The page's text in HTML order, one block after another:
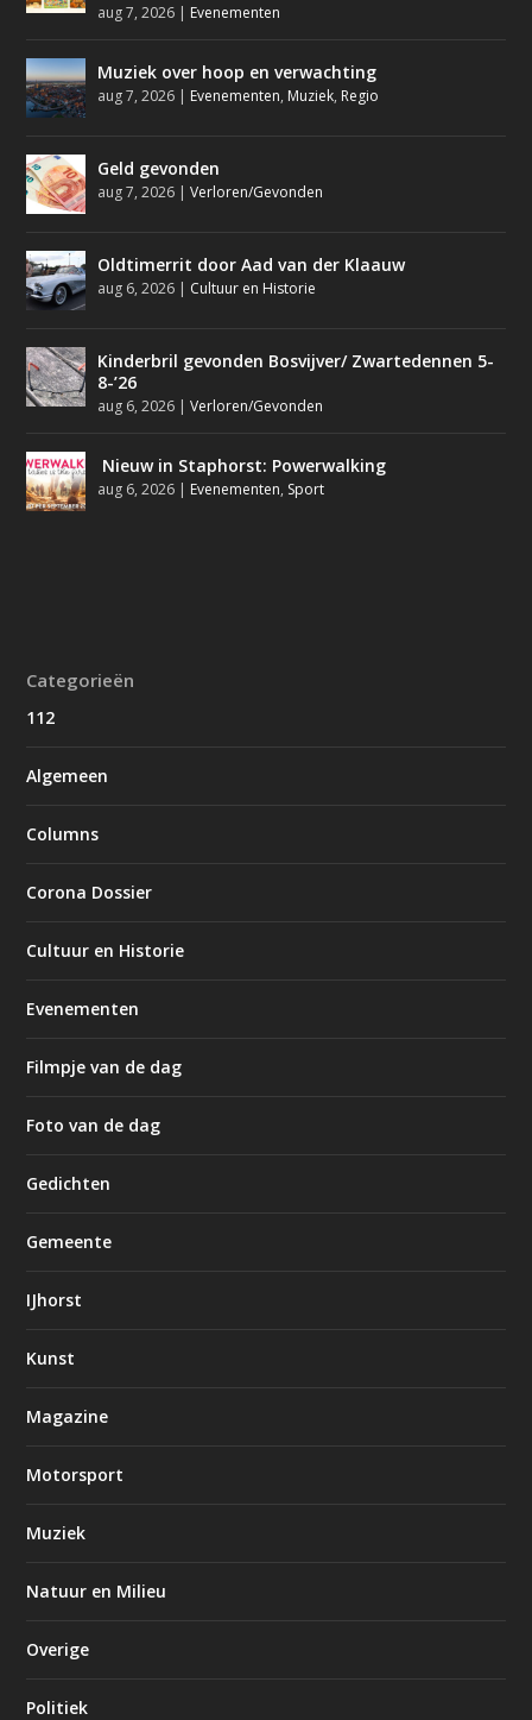
aug 7, 2026 | Evenementen
Muziek over hoop en verwachting
aug 7, 2026 | Evenementen, Muziek, Regio
Geld gevonden
aug 7, 2026 |Verloren/Gevonden
Oldtimerrit door Aad van der Klaauw
aug 6, 2026 | Cultuur en Historie
Kinderbril gevonden Bosvijver/ Zwartedennen 5-
8-’26
aug 6, 2026 |Verloren/Gevonden
Nieuw in Staphorst: Powerwalking
aug 6, 2026 | Evenementen, Sport
Categorieën
112
Algemeen
Columns
Corona Dossier
Cultuur en Historie
Evenementen
Filmpje van de dag
Foto van de dag
Gedichten
Gemeente
IJhorst
Kunst
Magazine
Motorsport
Muziek
Natuur en Milieu
Overige
Politiek